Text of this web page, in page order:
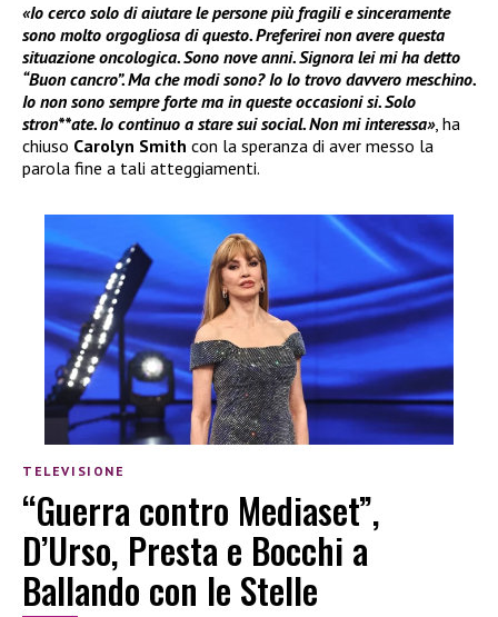
«Io cerco solo di aiutare le persone più fragili e sinceramente
sono molto orgogliosa di questo. Preferirei non avere questa
situazione oncologica. Sono nove anni. Signora lei mi ha detto
“Buon cancro”. Ma che modi sono? Io lo trovo davvero meschino.
Io non sono sempre forte ma in queste occasioni si. Solo
stron**ate. Io continuo a stare sui social. Non mi interessa», ha
chiuso Carolyn Smith con la speranza di aver messo la
parola fine a tali atteggiamenti.
TELEVISIONE
“Guerra contro Mediaset”,
D’Urso, Presta e Bocchi a
Ballando con le Stelle